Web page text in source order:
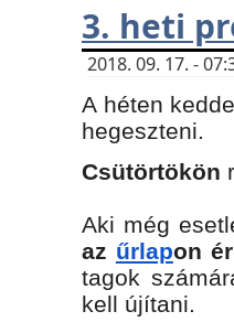
3. heti
2018. 09. 17. -
A héten
hegeszteni.
Csütörtökön
Aki még
az űrlapon
tagok
kell újítani.